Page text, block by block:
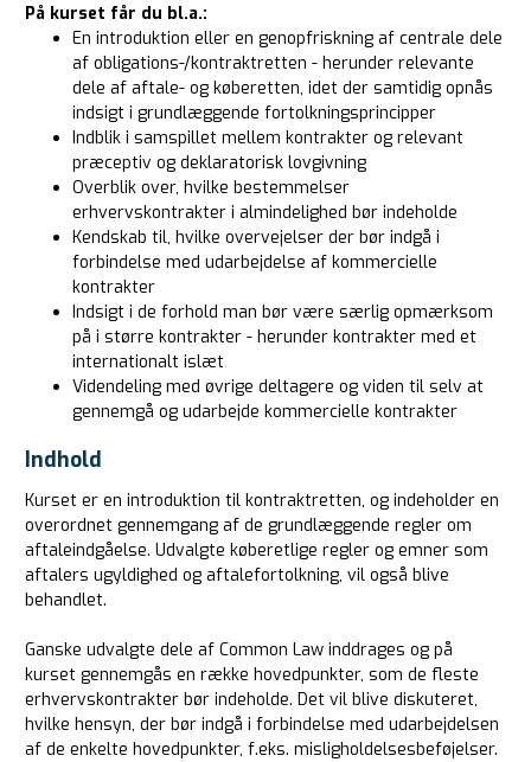
På kurset får du bl.a.:
En introduktion eller en genopfriskning af centrale dele
af obligations-/kontraktretten - herunder relevante
dele af aftale- og køberetten, idet der samtidig opnås
indsigt i grundlæggende fortolkningsprincipper
Indblik i samspillet mellem kontrakter og relevant
præceptiv og deklaratorisk lovgivning
Overblik over, hvilke bestemmelser
erhvervskontrakter i almindelighed bør indeholde
Kendskab til, hvilke overvejelser der bør indgå i
forbindelse med udarbejdelse af kommercielle
kontrakter
Indsigt i de forhold man bør være særlig opmærksom
på i større kontrakter - herunder kontrakter med et
internationalt islæt
Videndeling med øvrige deltagere og viden til selv at
gennemgå og udarbejde kommercielle kontrakter
Indhold
Kurset er en introduktion til kontraktretten, og indeholder en
overordnet gennemgang af de grundlæggende regler om
aftaleindgåelse. Udvalgte køberetlige regler og emner som
aftalers ugyldighed og aftalefortolkning, vil også blive
behandlet.
Ganske udvalgte dele af Common Law inddrages og på
kurset gennemgås en række hovedpunkter, som de fleste
erhvervskontrakter bør indeholde. Det vil blive diskuteret,
hvilke hensyn, der bør indgå i forbindelse med udarbejdelsen
af de enkelte hovedpunkter, f.eks. misligholdelsesbeføjelser.